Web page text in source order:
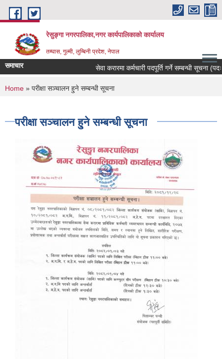
Skip to main content
रेसुङ्गा नगरपालिका,नगर कार्यपालिकाको कार्यालय
तम्घास, गुल्मी, लुम्बिनी प्रदेश, नेपाल
समाचार सेवा करारमा कर्मचारी पदपूर्ति गर्ने सम्बन्धी सूचना (पदः
You are here
Home » परीक्षा सञ्चालन हु्ने सम्बन्धी सूचना
परीक्षा सञ्चालन हु्ने सम्बन्धी सूचना